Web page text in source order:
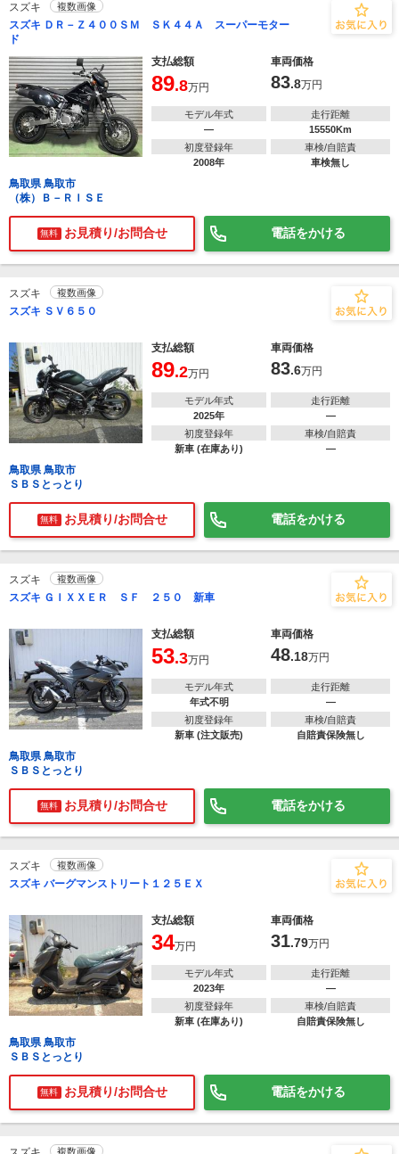
スズキ 複数画像
スズキ ＤＲ－Ｚ４００ＳＭ ＳＫ４４Ａ スーパーモター
ド
支払総額
車両価格
89.8万円 83.8万円
モデル年式
―
走行距離
15550Km
初度登録年
2008年
車検/自賠責
車検無し
鳥取県 鳥取市
（株）Ｂ－ＲＩＳＥ
無料 お見積り/お問合せ 電話をかける
スズキ 複数画像
スズキ ＳＶ６５０
支払総額 車両価格
89.2万円 83.6万円
モデル年式
2025年
走行距離
―
初度登録年
新車 (在庫あり)
車検/自賠責
―
鳥取県 鳥取市
ＳＢＳとっとり
無料 お見積り/お問合せ 電話をかける
スズキ 複数画像
スズキ ＧＩＸＸＥＲ ＳＦ ２５０ 新車
支払総額 車両価格
53.3万円 48.18万円
モデル年式
年式不明
走行距離
―
初度登録年
新車 (注文販売)
車検/自賠責
自賠責保険無し
鳥取県 鳥取市
ＳＢＳとっとり
無料 お見積り/お問合せ 電話をかける
スズキ 複数画像
スズキ バーグマンストリート１２５ＥＸ
支払総額 車両価格
34万円 31.79万円
モデル年式
2023年
走行距離
―
初度登録年
新車 (在庫あり)
車検/自賠責
自賠責保険無し
鳥取県 鳥取市
ＳＢＳとっとり
無料 お見積り/お問合せ 電話をかける
複数画像